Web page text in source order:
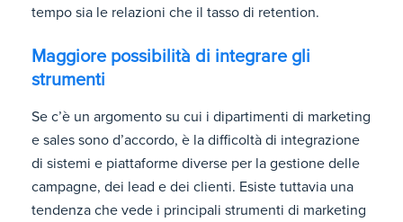
tempo sia le relazioni che il tasso di retention.
Maggiore possibilità di integrare gli
strumenti
Se c’è un argomento su cui i dipartimenti di marketing
e sales sono d’accordo, è la difficoltà di integrazione
di sistemi e piattaforme diverse per la gestione delle
campagne, dei lead e dei clienti. Esiste tuttavia una
tendenza che vede i principali strumenti di marketing